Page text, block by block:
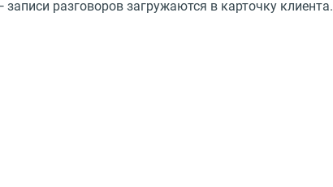
разговоров загружаются в карточку клиента.